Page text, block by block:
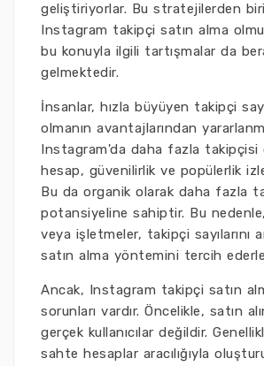
geliştiriyorlar. Bu stratejilerden
Instagram takipçi satın alma
bu konuyla ilgili tartışmalar da
gelmektedir.
İnsanlar, hızla büyüyen takipçi
olmanın avantajlarından
Instagram'da daha fazla takipçisi
hesap, güvenilirlik ve popülerlik
Bu da organik olarak daha fazla
potansiyeline sahiptir. Bu
veya işletmeler, takipçi sayılarını
satın alma yöntemini tercih
Ancak, Instagram takipçi satın
sorunları vardır. Öncelikle, satın
gerçek kullanıcılar değildir.
sahte hesaplar aracılığıyla